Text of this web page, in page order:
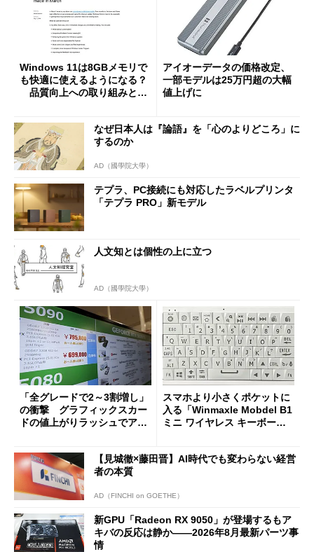
Windows 11は8GBメモリで
も快適に使えるようになる？
品質向上への取り組みと
アイオーデータの価格改定、
一部モデルは25万円超の大幅
値上げに
なぜ日本人は『論語』を「心のよりどころ」に
するのか
AD（國學院大學）
テプラ、PC接続にも対応したラベルプリンタ
「テプラ PRO」新モデル
人文知とは個性の上に立つ
AD（國學院大學）
「全グレードで2～3割増し」
の衝撃 グラフィックスカー
ドの値上がりラッシュでアキ
スマホより小さくポケットに
入る「Winmaxle Mobdel B1
ミニ ワイヤレス キーボー
【見城徹×藤田晋】AI時代でも変わらない経営
者の本質
AD（FINCHI on GOETHE）
新GPU「Radeon RX 9050」が登場するもア
キバの反応は静か――2026年8月最新パーツ事
情